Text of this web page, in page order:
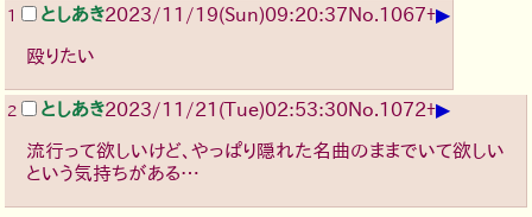
1 としあき2023/11/19(Sun)09:20:37No.1067+▶
殴りたい
2 としあき2023/11/21(Tue)02:53:30No.1072+▶
流行って欲しいけど、やっぱり隠れた名曲のままでいて欲しい
という気持ちがある…